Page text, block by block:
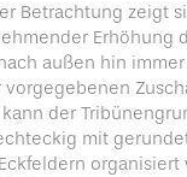
Betrachtung zeigt
Erhöhung
außen hin
vorgegebenen
der
mit
organisiert